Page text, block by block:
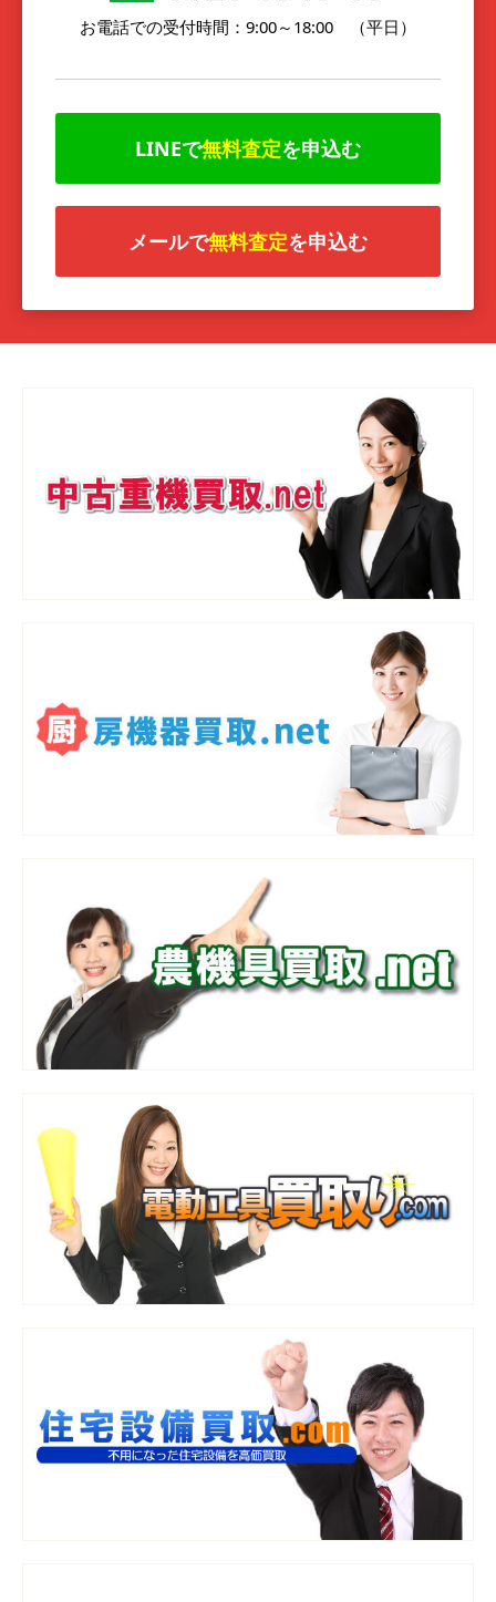
お電話での受付時間：9:00～18:00 （平日）
LINEで無料査定を申込む
メールで無料査定を申込む